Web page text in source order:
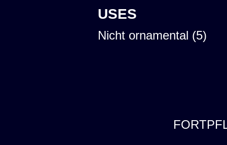
USES
Nicht ornamental (5)